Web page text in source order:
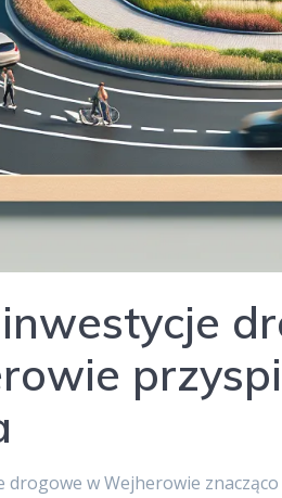
drogowe w Wejherowie